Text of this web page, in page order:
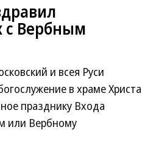
с Вербным
и всея Руси
в храме Христа
празднику Входа
или Вербному